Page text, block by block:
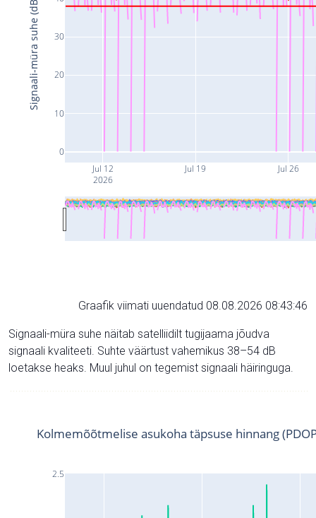
Jul 12
2026
Jul 19 Jul 26
0
10
20
30
Signaali-müra suhe (dB)
Graafik viimati uuendatud 08.08.2026 08:43:46
Signaali-müra suhe näitab satelliidilt tugijaama jõudva
signaali kvaliteeti. Suhte väärtust vahemikus 38–54 dB
loetakse heaks. Muul juhul on tegemist signaali häiringuga.
2.5
Kolmemõõtmelise asukoha täpsuse hinnang